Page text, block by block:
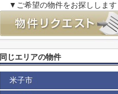
▼ご希望の物件をお探しします
同じエリアの物件
米子市